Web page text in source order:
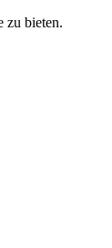
zu bieten.